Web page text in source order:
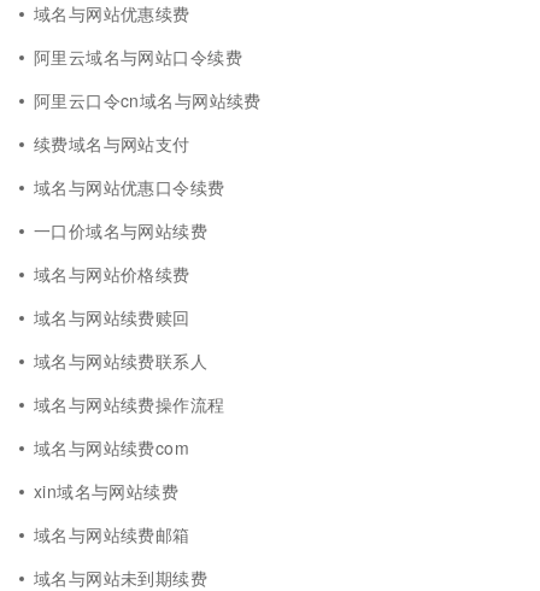
域名与网站优惠续费
阿里云域名与网站口令续费
阿里云口令cn域名与网站续费
续费域名与网站支付
域名与网站优惠口令续费
一口价域名与网站续费
域名与网站价格续费
域名与网站续费赎回
域名与网站续费联系人
域名与网站续费操作流程
域名与网站续费com
xin域名与网站续费
域名与网站续费邮箱
域名与网站未到期续费